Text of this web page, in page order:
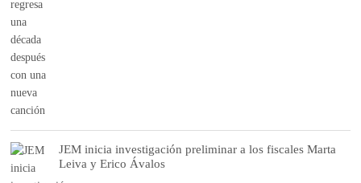
JEM inicia investigación preliminar a los fiscales Marta
Leiva y Erico Ávalos